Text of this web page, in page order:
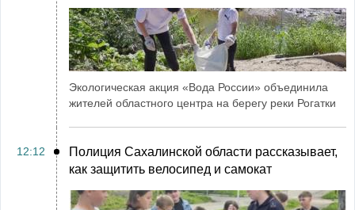
Экологическая акция «Вода России» объединила
жителей областного центра на берегу реки Рогатки
12:12
Полиция Сахалинской области рассказывает,
как защитить велосипед и самокат